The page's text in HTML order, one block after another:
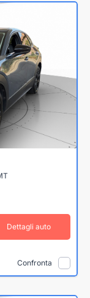
Dettagli auto
Confronta